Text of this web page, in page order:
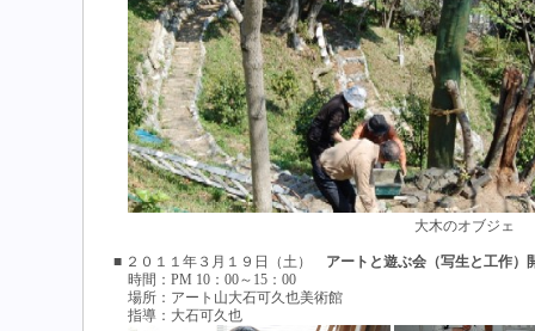
大木のオブジェ
■ ２０１１年３月１９日（土） アートと遊ぶ会（写生と工作）
時間：PM 10：00～15：00
場所：アート山大石可久也美術館
指導：大石可久也